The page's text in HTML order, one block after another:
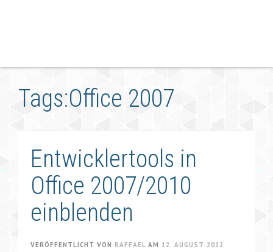
Tags:Office 2007
Entwicklertools in
Office 2007/2010
einblenden
VERÖFFENTLICHT VON RAFFAEL AM 12. AUGUST 2012